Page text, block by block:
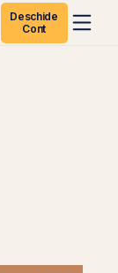
Deschide
Cont